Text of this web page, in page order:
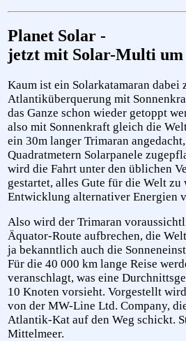
Planet Solar -
jetzt mit Solar-Multi um
Kaum ist ein Solarkatamaran dabei
Atlantiküberquerung mit
das Ganze schon wieder getoppt
also mit Sonnenkraft gleich die
ein 30m langer Trimaran
Quadratmetern Solarpanele
wird die Fahrt unter den üblichen
gestartet, alles Gute für die Welt zu
Entwicklung alternativer Energien
Also wird der Trimaran
Äquator-Route aufbrechen, die
ja bekanntlich auch die
Für die 40 000 km lange Reise
veranschlagt, was eine
10 Knoten vorsieht. Vorgestellt
von der MW-Line Ltd. Company,
Atlantik-Kat auf den Weg schickt.
Mittelmeer.